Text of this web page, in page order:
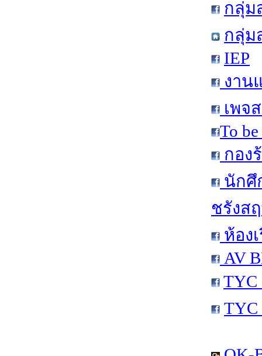
กลุ่ม
กลุ่ม
IEP
งาน
เพจ
To
กอง
นักศึ
ชรังส
ห้อง
AV